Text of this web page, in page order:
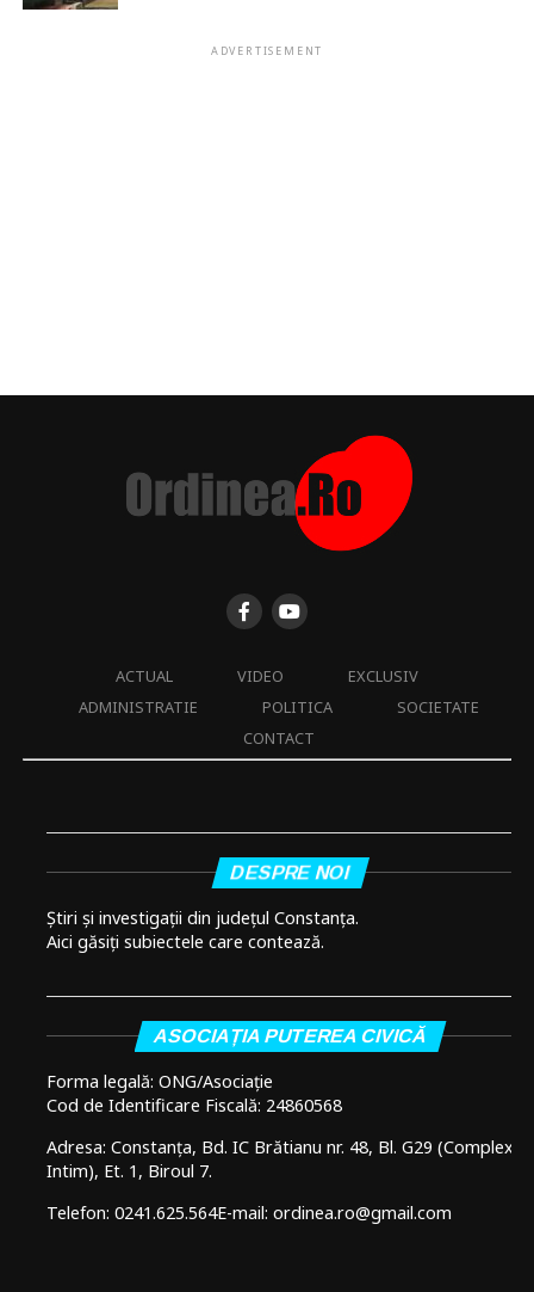
ADVERTISEMENT
ACTUAL VIDEO
EXCLUSIV
ADMINISTRATIE
POLITICA
SOCIETATE
CONTACT
DESPRE NOI
Știri și investigații din județul Constanța.
Aici găsiți subiectele care contează.
ASOCIAȚIA PUTEREA CIVICĂ
Forma legală: ONG/Asociație
Cod de Identificare Fiscală: 24860568
Adresa: Constanța, Bd. IC Brătianu nr. 48, Bl. G29 (Complex
Intim), Et. 1, Biroul 7.
Telefon: 0241.625.564E-mail: ordinea.ro@gmail.com